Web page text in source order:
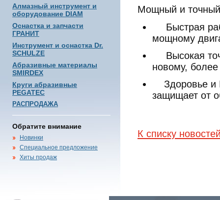
Алмазный инструмент и
оборудование DIAM
Оснастка и запчасти
ГРАНИТ
Инструмент и оснастка Dr.
SCHULZE
Абразивные материалы
SMIRDEX
Круги абразивные
PEGATEC
РАСПРОДАЖА
Обратите внимание
Новинки
Специальное предложение
Хиты продаж
Мощный и точный
Быстрая
мощному
Высокая
новому,
Здоровье и
защищает от
К списку